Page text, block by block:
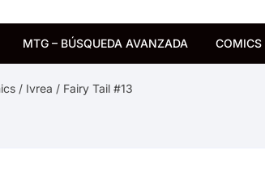
MTG – BÚSQUEDA AVANZADA COMICS
/ Ivrea / Fairy Tail #13